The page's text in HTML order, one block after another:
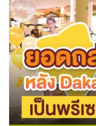
ประเ
รวม